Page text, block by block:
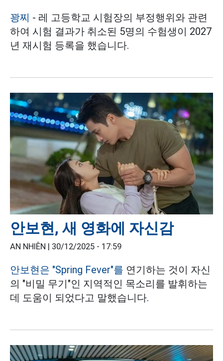
꽝찌 - 레 고등학교 시험장의 부정행위와 관련
하여 시험 결과가 취소된 5명의 수험생이 2027
년 재시험 등록을 했습니다.
안보현, 새 영화에 자신감
AN NHIÊN | 30/12/2025 - 17:59
안보현은 "Spring Fever"를 연기하는 것이 자신
의 "비밀 무기"인 지역적인 목소리를 발휘하는
데 도움이 되었다고 말했습니다.